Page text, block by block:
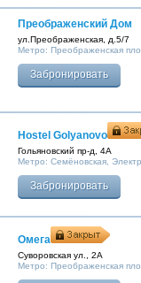
Преображенский Дом
ул.Преображенская, д.5/7
Метро: Преображенская
Забронировать
Hostel Golyanovo
Гольяновский пр-д, 4А
Метро: Семёновская
Забронировать
Омега
Суворовская ул., 2А
Метро: Преображенская
Бесплатный по
8 (800) 222-58-32
+7 (495) 646-74-40
Петербург
+7 (812) 418-22-18
Полная версия